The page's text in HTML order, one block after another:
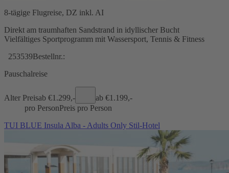
8-tägige Flugreise, DZ inkl. AI
Direkt am traumhaften Sandstrand in idyllischer Bucht
Vielfältiges Sportprogramm mit Wassersport, Tennis & Fitness
253539Bestellnr.:
Pauschalreise
Alter Preisab €1.299,- ab €1.199,-
pro PersonPreis pro Person
TUI BLUE Insula Alba - Adults Only Stil-Hotel